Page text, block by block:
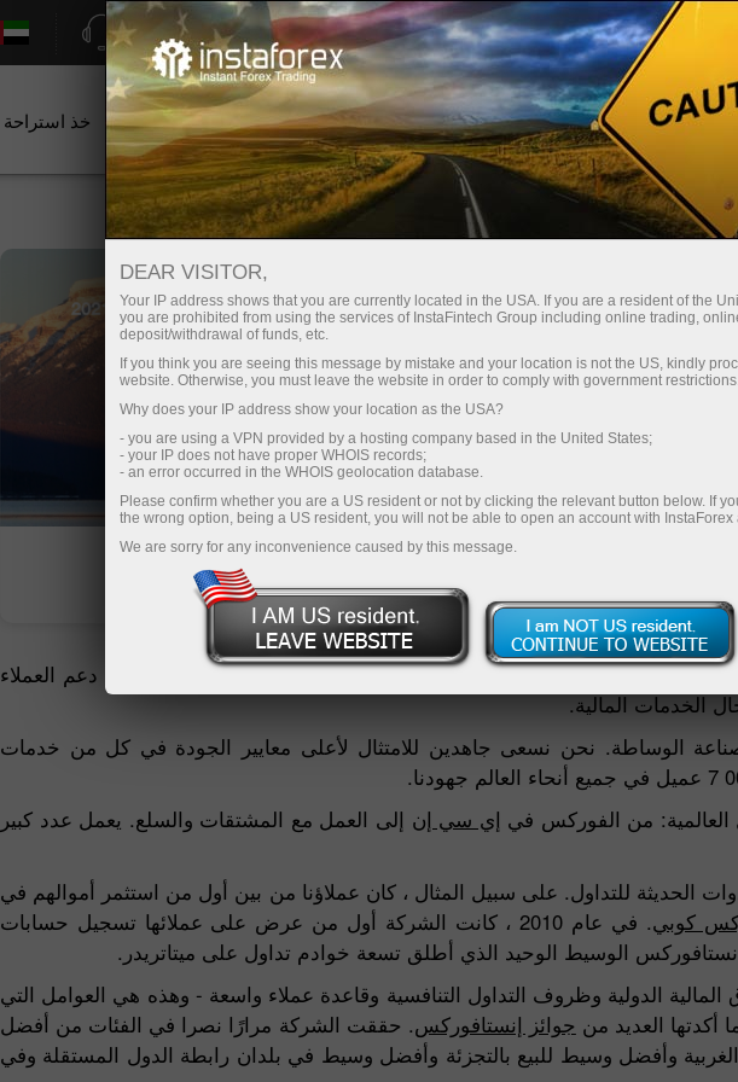
الدعم فتح الحساب الفوري منصة التداول
للمبتدئين للمستثمرين للشركاء الحملات خذ استراحة
،
مثل إي
الصرف
فتح حساب تجريبي
عن ظروف السوق الحالية. يتمتع فريقنا بخبرة واسعة في مجال دعم العملاء
الخدمات المالية.
الوساطة. نحن نسعى جاهدين للامتثال لأعلى معايير الجودة في كل من خدمات
من الفوركس في إي سي إن إلى العمل مع المشتقات والسلع. يعمل عدد كبير
الحديثة للتداول. على سبيل المثال ، كان عملاؤنا من بين أول من استثمر أموالهم في
كوبي
. في عام 2010 ، كانت الشركة أول من عرض على عملائها تسجيل حسابات
الوسيط الوحيد الذي أطلق تسعة خوادم تداول على ميتاتريدر.
الدولية وظروف التداول التنافسية وقاعدة عملاء واسعة - وهذه هي العوامل التي
العديد من جوائز إنستافوركس. حققت الشركة مرارًا نصرا في الفئات من أفضل
وأفضل وسيط للبيع بالتجزئة وأفضل وسيط في بلدان رابطة الدول المستقلة وفي
DEAR VISITOR,
Your IP address shows that you are currently located in the USA. If you are a resident of the
you are prohibited from using the services of InstaFintech Group including online trading,
deposit/withdrawal of funds, etc.
If you think you are seeing this message by mistake and your location is not the US, kindly
website. Otherwise, you must leave the website in order to comply with government
Why does your IP address show your location as the USA?
- you are using a VPN provided by a hosting company based in the United States;
- your IP does not have proper WHOIS records;
- an error occurred in the WHOIS geolocation database.
Please confirm whether you are a US resident or not by clicking the relevant button below. If
the wrong option, being a US resident, you will not be able to open an account with InstaForex
We are sorry for any inconvenience caused by this message.